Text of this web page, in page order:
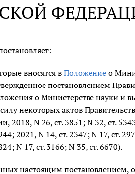
вносятся вПоложение о
постановлением
о Министерстве науки и
некоторых актов
2018, N 26, ст. 3851; N 32, ст.
2021, N 14, ст. 2347; N 17, ст.
N 17, ст. 3166; N 35, ст. 6670).
настоящим постановлением,